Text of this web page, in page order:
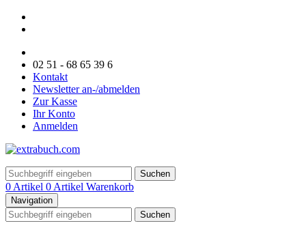
02 51 - 68 65 39 6
Kontakt
Newsletter an-/abmelden
Zur Kasse
Ihr Konto
Anmelden
Suchen
0 Artikel 0 Artikel Warenkorb
Navigation
Suchen